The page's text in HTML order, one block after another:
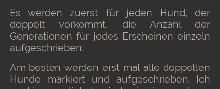
Es werden zuerst für jeden Hund, der
doppelt vorkommt, die Anzahl der
Generationen für jedes Erscheinen einzeln
aufgeschrieben:
Am besten werden erst mal alle doppelten
Hunde markiert und aufgeschrieben. Ich